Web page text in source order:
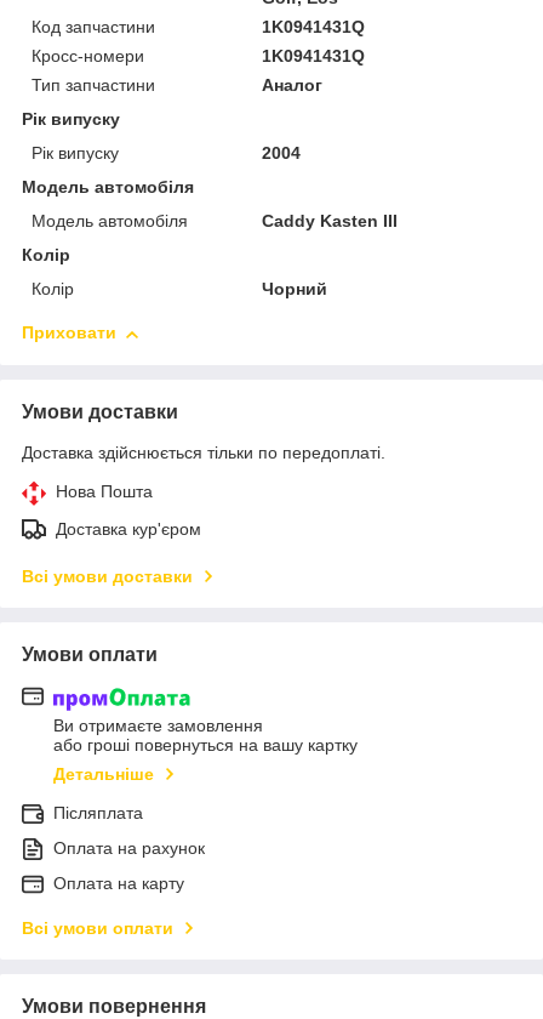
Код запчастини
1K0941431Q
Кросс-номери
1K0941431Q
Тип запчастини
Аналог
Рік випуску
Рік випуску
2004
Модель автомобіля
Модель автомобіля
Caddy Kasten III
Колір
Колір
Чорний
Приховати
Умови доставки
Доставка здійснюється тільки по передоплаті.
Нова Пошта
Доставка кур'єром
Всі умови доставки
Умови оплати
Ви отримаєте замовлення
або гроші повернуться на вашу картку
Детальніше
Післяплата
Оплата на рахунок
Оплата на карту
Всі умови оплати
Умови повернення